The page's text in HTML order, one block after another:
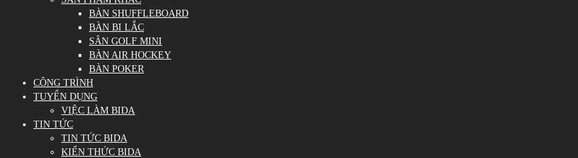
BÀN SHUFFLEBOARD
BÀN BI LẮC
SÂN GOLF MINI
BÀN AIR HOCKEY
BÀN POKER
CÔNG TRÌNH
TUYỂN DỤNG
VIỆC LÀM BIDA
TIN TỨC
TIN TỨC BIDA
KIẾN THỨC BIDA